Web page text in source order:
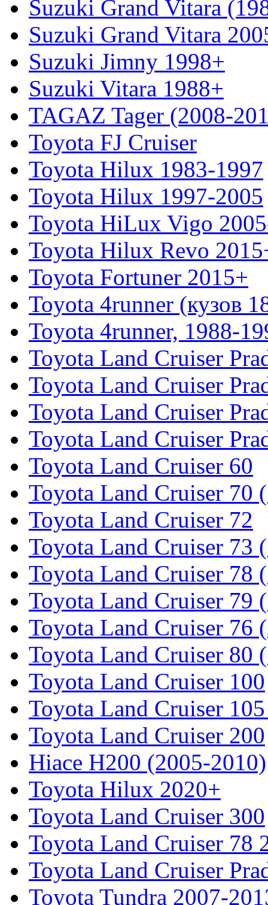
Suzuki Grand Vitara
Suzuki Grand Vitara
Suzuki Jimny 1998+
Suzuki Vitara 1988+
TAGAZ Tager (2008-
Toyota FJ Cruiser
Toyota Hilux 1983-1997
Toyota Hilux 1997-2005
Toyota HiLux Vigo
Toyota Hilux Revo
Toyota Fortuner 2015+
Toyota 4runner (кузов
Toyota 4runner, 1988-
Toyota Land Cruiser
Toyota Land Cruiser
Toyota Land Cruiser
Toyota Land Cruiser
Toyota Land Cruiser 60
Toyota Land Cruiser 70
Toyota Land Cruiser 72
Toyota Land Cruiser 73
Toyota Land Cruiser 78
Toyota Land Cruiser 79
Toyota Land Cruiser 76
Toyota Land Cruiser 80
Toyota Land Cruiser 100
Toyota Land Cruiser
Toyota Land Cruiser 200
Hiace H200 (2005-2010)
Toyota Hilux 2020+
Toyota Land Cruiser 300
Toyota Land Cruiser 78
Toyota Land Cruiser
Toyota Tundra 2007-